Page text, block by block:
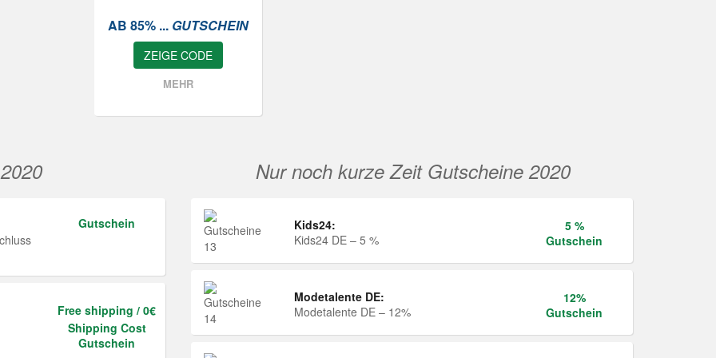
AB 85% ... GUTSCHEIN
ZEIGE CODE
MEHR
Gutschein
Free shipping / 0€
Shipping Cost
Gutschein
Nur noch kurze Zeit Gutscheine 2020
Kids24:
Kids24 DE – 5 %
5 %
Gutschein
Modetalente DE:
Modetalente DE – 12%
12%
Gutschein